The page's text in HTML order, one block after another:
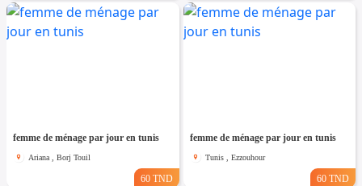
femme de ménage par jour en tunis
Ariana , Borj Touil
60 TND
femme de ménage par jour en tunis
Tunis , Ezzouhour
60 TND